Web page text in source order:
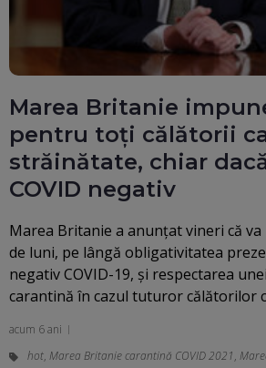
Marea Britanie
pentru toţi călătorii
străinătate, chiar
COVID negativ
Marea Britanie a anunţat vineri că
de luni, pe lângă obligativitatea
negativ COVID-19, şi respectarea
carantină în cazul tuturor călătorilor
acum 6 ani
hot, Marea Britanie carantină COVID 2021,